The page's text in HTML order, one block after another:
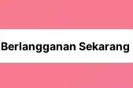
Berlangganan Sekarang